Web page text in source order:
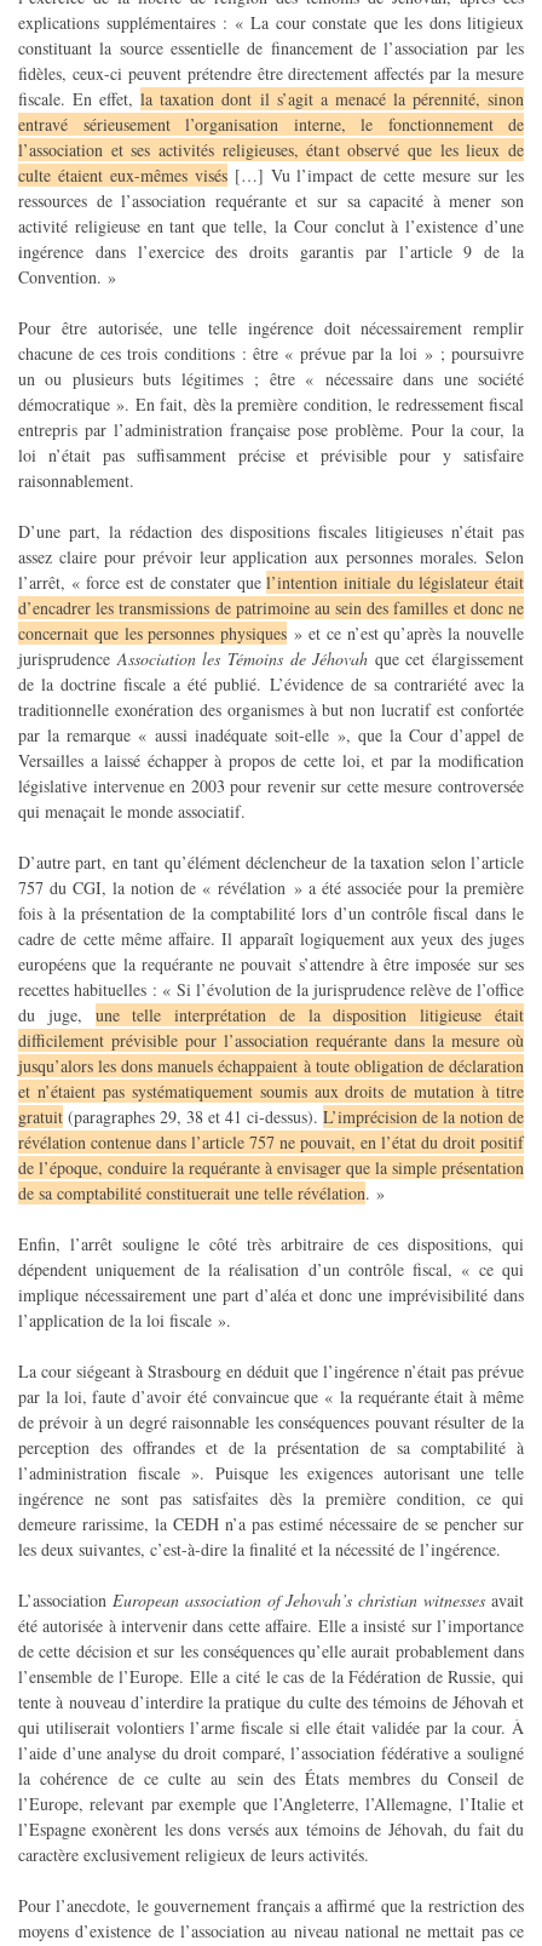
explications supplémentaires : « La cour constate que les dons litigieux
constituant la source essentielle de financement de l’association par les
fidèles, ceux-ci peuvent prétendre être directement affectés par la mesure
fiscale. En effet,la taxation dont il s’agit a menacé la pérennité, sinon
entravé sérieusement l’organisation interne, le fonctionnement de
l’association et ses activités religieuses, étant observé que les lieux de
culte étaient eux-mêmes visés[…] Vu l’impact de cette mesure sur les
ressources de l’association requérante et sur sa capacité à mener son
activité religieuse en tant que telle, la Cour conclut à l’existence d’une
ingérence dans l’exercice des droits garantis par l’article 9 de la
Convention. »
Pour être autorisée, une telle ingérence doit nécessairement remplir
chacune de ces trois conditions : être « prévue par la loi » ; poursuivre
un ou plusieurs buts légitimes ; être « nécessaire dans une société
démocratique ». En fait, dès la première condition, le redressement fiscal
entrepris par l’administration française pose problème. Pour la cour, la
loi n’était pas suffisamment précise et prévisible pour y satisfaire
raisonnablement.
D’une part, la rédaction des dispositions fiscales litigieuses n’était pas
assez claire pour prévoir leur application aux personnes morales. Selon
l’arrêt, « force est de constater quel’intention initiale du législateur était
d’encadrer les transmissions de patrimoine au sein des familles et donc ne
concernait que les personnes physiques » et ce n’est qu’après la nouvelle
jurisprudence Association les Témoins de Jéhovah que cet élargissement
de la doctrine fiscale a été publié. L’évidence de sa contrariété avec la
traditionnelle exonération des organismes à but non lucratif est confortée
par la remarque « aussi inadéquate soit-elle », que la Cour d’appel de
Versailles a laissé échapper à propos de cette loi, et par la modification
législative intervenue en 2003 pour revenir sur cette mesure controversée
qui menaçait le monde associatif.
D’autre part, en tant qu’élément déclencheur de la taxation selon l’article
757 du CGI, la notion de « révélation » a été associée pour la première
fois à la présentation de la comptabilité lors d’un contrôle fiscal dans le
cadre de cette même affaire. Il apparaît logiquement aux yeux des juges
européens que la requérante ne pouvait s’attendre à être imposée sur ses
recettes habituelles : « Si l’évolution de la jurisprudence relève de l’office
du juge, une telle interprétation de la disposition litigieuse était
difficilement prévisible pour l’association requérante dans la mesure où
jusqu’alors les dons manuels échappaient à toute obligation de déclaration
et n’étaient pas systématiquement soumis aux droits de mutation à titre
gratuit (paragraphes 29, 38 et 41 ci-dessus). L’imprécision de la notion de
révélation contenue dans l’article 757 ne pouvait, en l’état du droit positif
de l’époque, conduire la requérante à envisager que la simple présentation
de sa comptabilité constituerait une telle révélation. »
Enfin, l’arrêt souligne le côté très arbitraire de ces dispositions, qui
dépendent uniquement de la réalisation d’un contrôle fiscal, « ce qui
implique nécessairement une part d’aléa et donc une imprévisibilité dans
l’application de la loi fiscale ».
La cour siégeant à Strasbourg en déduit que l’ingérence n’était pas prévue
par la loi, faute d’avoir été convaincue que « la requérante était à même
de prévoir à un degré raisonnable les conséquences pouvant résulter de la
perception des offrandes et de la présentation de sa comptabilité à
l’administration fiscale ». Puisque les exigences autorisant une telle
ingérence ne sont pas satisfaites dès la première condition, ce qui
demeure rarissime, la CEDH n’a pas estimé nécessaire de se pencher sur
les deux suivantes, c’est-à-dire la finalité et la nécessité de l’ingérence.
L’association European association of Jehovah’s christian witnesses avait
été autorisée à intervenir dans cette affaire. Elle a insisté sur l’importance
de cette décision et sur les conséquences qu’elle aurait probablement dans
l’ensemble de l’Europe. Elle a cité le cas de la Fédération de Russie, qui
tente à nouveau d’interdire la pratique du culte des témoins de Jéhovah et
qui utiliserait volontiers l’arme fiscale si elle était validée par la cour. À
l’aide d’une analyse du droit comparé, l’association fédérative a souligné
la cohérence de ce culte au sein des États membres du Conseil de
l’Europe, relevant par exemple que l’Angleterre, l’Allemagne, l’Italie et
l’Espagne exonèrent les dons versés aux témoins de Jéhovah, du fait du
caractère exclusivement religieux de leurs activités.
Pour l’anecdote, le gouvernement français a affirmé que la restriction des
moyens d’existence de l’association au niveau national ne mettait pas ce